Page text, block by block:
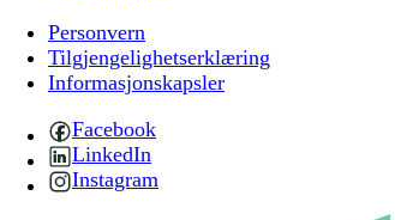
Personvern
Tilgjengelighetserklæring
Informasjonskapsler
Facebook
LinkedIn
Instagram